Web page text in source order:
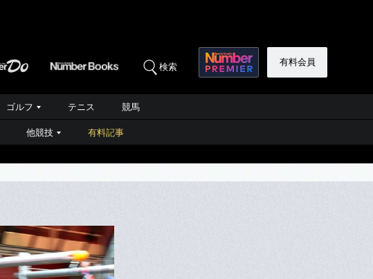
検索 有料会員
ゴルフ テニス 競馬
他競技 有料記事